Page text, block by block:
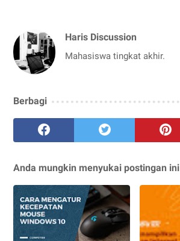
Haris Discussion
Mahasiswa tingkat akhir.
Berbagi
Anda mungkin menyukai postingan ini